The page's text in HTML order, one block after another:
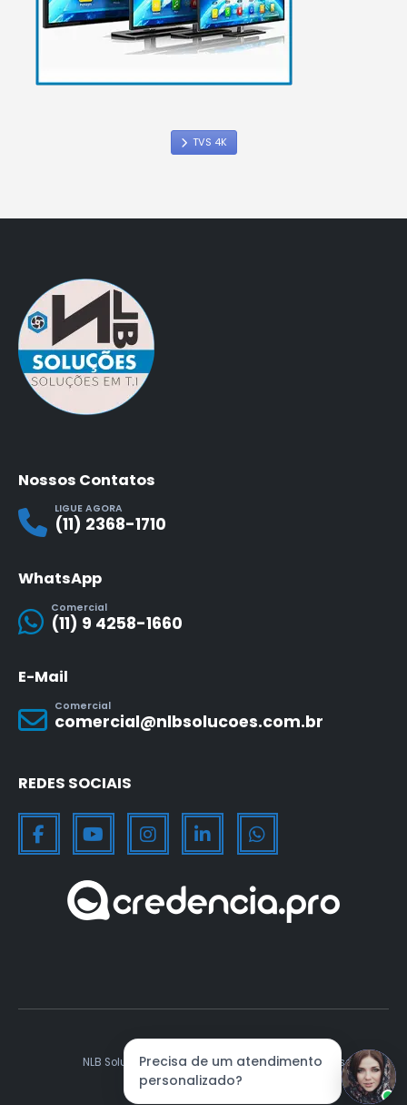
TVS 4K
Nossos Contatos
LIGUE AGORA
(11) 2368-1710
WhatsApp
Comercial
(11) 9 4258-1660
E-Mail
Comercial
comercial@nlbsolucoes.com.br
REDES SOCIAIS
NLB Soluções. © 2012 - 2026. Todos os direitos reservados